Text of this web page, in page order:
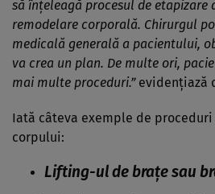
să înțeleagă procesul de etapizare
remodelare corporală. Chirurgul
medicală generală a pacientului,
va crea un plan. De multe ori,
mai multe proceduri.”evidențiază
Iată câteva exemple de
corpului:
Lifting-ul de brațe sau